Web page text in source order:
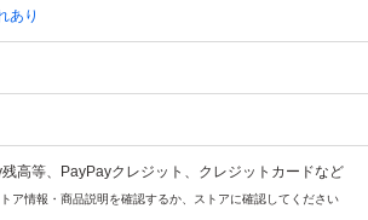
あり
残高等、PayPayクレジット、クレジットカードなど
ア情報・商品説明を確認するか、ストアに確認してください